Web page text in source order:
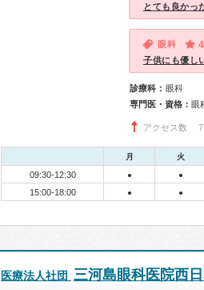
とても良かっ
眼科
子供にも優し
診療科： 眼科
専門医・資格： 眼
アクセス数 7
月 火
09:30-12:30 ● ●
15:00-18:00
● ●
医療法人社団 三河島眼科医院西